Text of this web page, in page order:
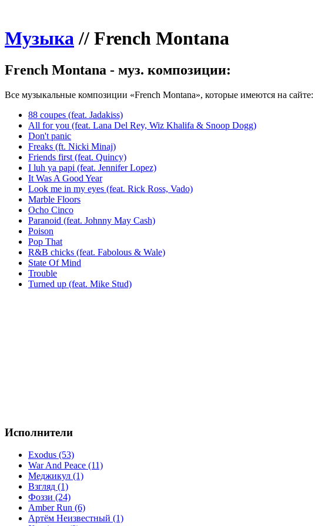
Музыка// French Montana
French Montana - муз. композиции:
Все музыкальные композиции «French Montana», которые имеются на сайте:
88 coupes (feat. Jadakiss)
All for you (feat. Lana Del Rey, Wiz Khalifa & Snoop Dogg)
Don't panic
Freaks (ft. Nicki Minaj)
Friends first (feat. Quincy)
I luh ya papi (feat. Jennifer Lopez)
It Was A Good Year
Look me in my eyes (feat. Rick Ross, Vado)
Marble Floors
Ocho Cinco
Paranoid (feat. Johnny May Cash)
Poison
Pop That
R&B chicks (feat. Fabolous & Wale)
State Of Mind
Trouble
Turned up (feat. Mike Stud)
Исполнители
Exodus (53)
War And Peace (11)
Меджикул (1)
Взгляд (1)
Фоззи (24)
Amber Run (6)
Артём Неизвестный (1)